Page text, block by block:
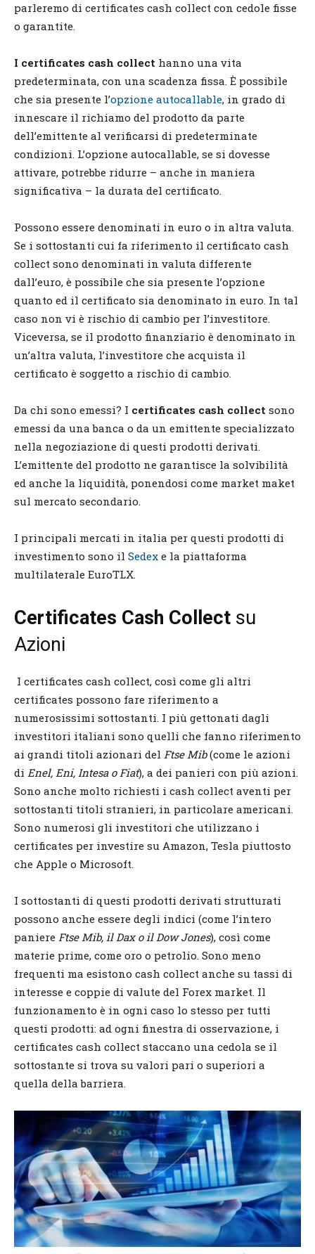
parleremo di certificates cash collect con cedole fisse
o garantite.
I certificates cash collect hanno una vita
predeterminata, con una scadenza fissa. È possibile
che sia presente l’opzione autocallable, in grado di
innescare il richiamo del prodotto da parte
dell’emittente al verificarsi di predeterminate
condizioni. L’opzione autocallable, se si dovesse
attivare, potrebbe ridurre – anche in maniera
significativa – la durata del certificato.
Possono essere denominati in euro o in altra valuta.
Se i sottostanti cui fa riferimento il certificato cash
collect sono denominati in valuta differente
dall’euro, è possibile che sia presente l’opzione
quanto ed il certificato sia denominato in euro. In tal
caso non vi è rischio di cambio per l’investitore.
Viceversa, se il prodotto finanziario è denominato in
un’altra valuta, l’investitore che acquista il
certificato è soggetto a rischio di cambio.
Da chi sono emessi? I certificates cash collect sono
emessi da una banca o da un emittente specializzato
nella negoziazione di questi prodotti derivati.
L’emittente del prodotto ne garantisce la solvibilità
ed anche la liquidità, ponendosi come market maket
sul mercato secondario.
I principali mercati in italia per questi prodotti di
investimento sono il Sedex e la piattaforma
multilaterale EuroTLX.
Certificates Cash Collect su
Azioni
I certificates cash collect, così come gli altri
certificates possono fare riferimento a
numerosissimi sottostanti. I più gettonati dagli
investitori italiani sono quelli che fanno riferimento
ai grandi titoli azionari del Ftse Mib(come le azioni
di Enel, Eni, Intesa o Fiat), a dei panieri con più azioni.
Sono anche molto richiesti i cash collect aventi per
sottostanti titoli stranieri, in particolare americani.
Sono numerosi gli investitori che utilizzano i
certificates per investire su Amazon, Tesla piuttosto
che Apple o Microsoft.
I sottostanti di questi prodotti derivati strutturati
possono anche essere degli indici (come l’intero
paniere Ftse Mib, il Dax o il Dow Jones), così come
materie prime, come oro o petrolio. Sono meno
frequenti ma esistono cash collect anche su tassi di
interesse e coppie di valute del Forex market. Il
funzionamento è in ogni caso lo stesso per tutti
questi prodotti: ad ogni finestra di osservazione, i
certificates cash collect staccano una cedola se il
sottostante si trova su valori pari o superiori a
quella della barriera.